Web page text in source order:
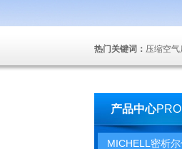
热门关键词： 压缩空
产品中心
MICHELL密析